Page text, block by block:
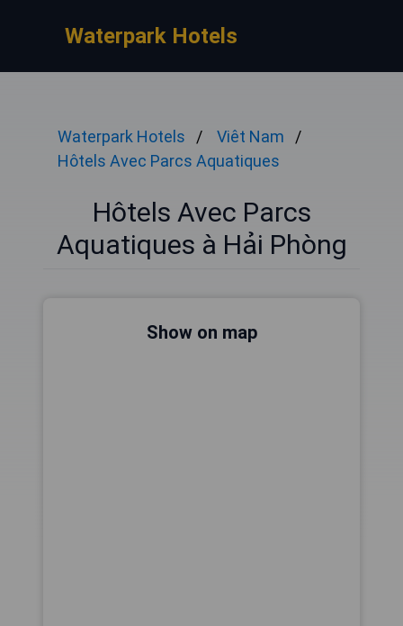
Waterpark Hotels
Waterpark Hotels
Viêt Nam
Hôtels Avec Parcs Aquatiques
Hôtels Avec Parcs
Aquatiques à Hải Phòng
Show on map